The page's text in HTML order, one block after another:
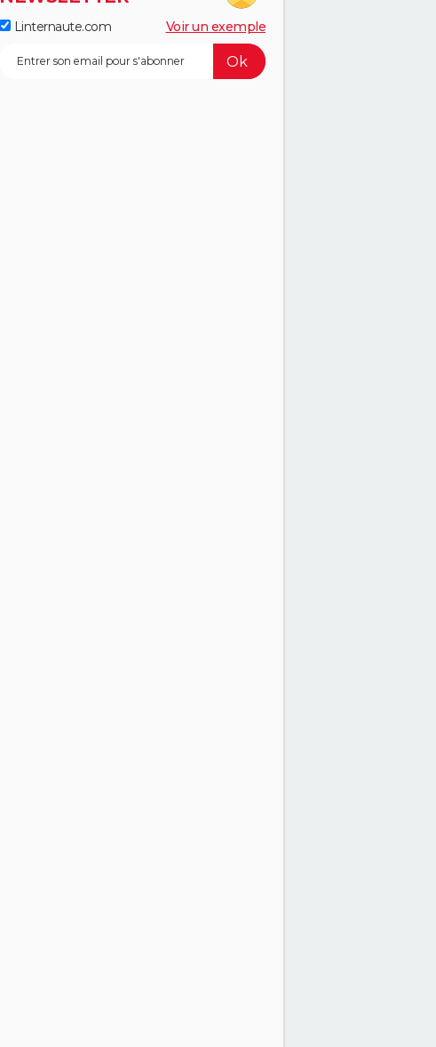
Linternaute.com Voir un exemple